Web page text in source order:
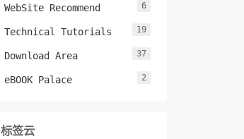
WebSite Recommend 6
Technical Tutorials 19
Download Area 37
eBOOK Palace 2
标签云